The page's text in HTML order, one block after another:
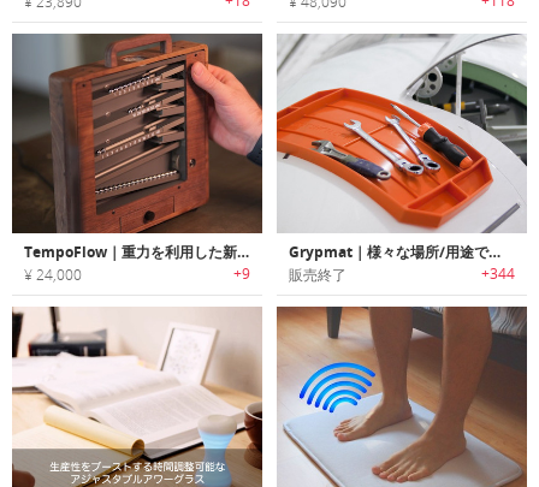
TempoFlow｜重力を利用した新感覚ローリングボールクロック
¥ 24,000 +9
Grypmat｜様々な場所/用途で使用可能なノンスリップツールトレイ「グリップマット」
販売終了 +344